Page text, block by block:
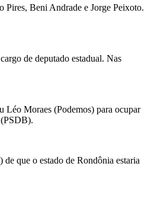
Beni Andrade e Jorge Peixoto.
de deputado estadual. Nas
Léo Moraes (Podemos) para ocupar
que o estado de Rondônia estaria